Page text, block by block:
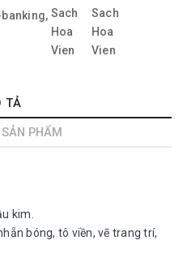
banking,
TẢ
PHẨM
kim.
bóng, tô viền, vẽ trang trí,